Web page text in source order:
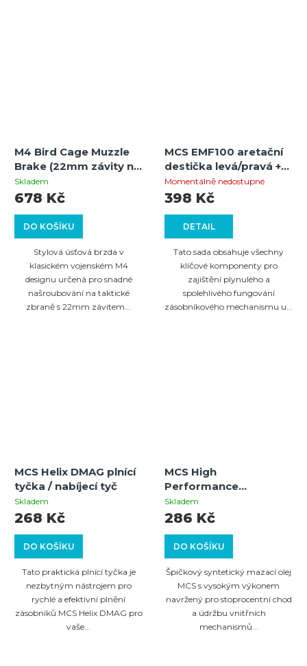
M4 Bird Cage Muzzle
Brake (22mm závity na
ústí hlavně)
Skladem
DO KOŠÍKU
678 Kč
Stylová úsťová brzda v
klasickém vojenském M4
designu určená pro snadné
našroubování na taktické
zbraně s 22mm závitem...
MCS EMF100 aretační
destička levá/pravá +
páčka pro uvolnění
zásobníku + pružina +
Momentálně nedostupné
DETAIL
398 Kč
Tato sada obsahuje všechny
klíčové komponenty pro
zajištění plynulého a
spolehlivého fungování
zásobníkového mechanismu u...
MCS Helix DMAG plnící
tyčka / nabíjecí tyč
Skladem
DO KOŠÍKU
268 Kč
Tato praktická plnící tyčka je
nezbytným nástrojem pro
rychlé a efektivní plnění
zásobníků MCS Helix DMAG pro
vaše...
MCS High
Performance
Lubricant Oil –
Vysokovýkonný
Skladem
DO KOŠÍKU
286 Kč
Špičkový syntetický mazací olej
MCS s vysokým výkonem
navržený pro stoprocentní chod
a údržbu vnitřních
mechanismů...